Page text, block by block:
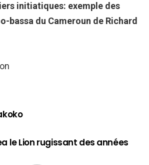
initiatiques: exemple des
bassa du Cameroun de Richard
le Lion rugissant des années